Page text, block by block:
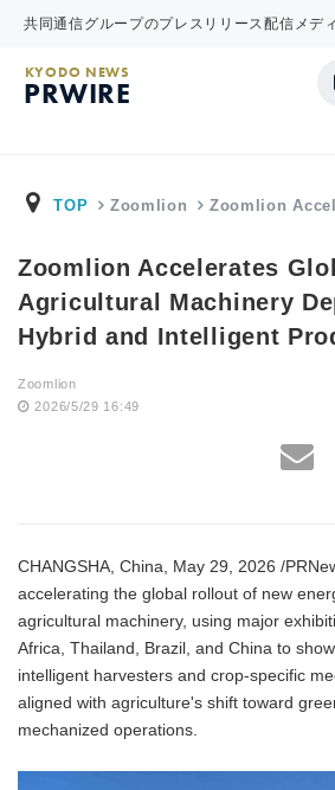
共同通信グループのプレスリリース配信メデ
KYODO NEWS
PRWIRE
TOP Zoomlion Zoomlion
Zoomlion Accelerates
Agricultural Machinery
Hybrid and Intelligent
Zoomlion
2026/5/29 16:49
CHANGSHA, China, May 29, 2026 /
accelerating the global rollout of new
agricultural machinery, using major
Africa, Thailand, Brazil, and China to
intelligent harvesters and crop-specific
aligned with agriculture's shift toward
mechanized operations.